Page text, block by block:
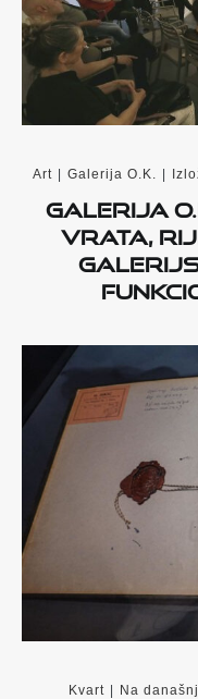
Art | Galerija O.K. |
Galerija
vrata,
Kvart | Na